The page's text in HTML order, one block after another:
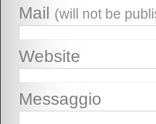
Mail (will not be
Website
Messaggio